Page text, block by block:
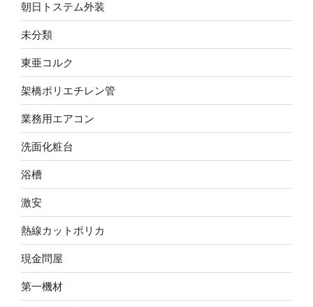
朝日トステム外装
未分類
東亜コルク
架橋ポリエチレン管
業務用エアコン
洗面化粧台
浴槽
激安
熱線カットポリカ
現金問屋
第一機材